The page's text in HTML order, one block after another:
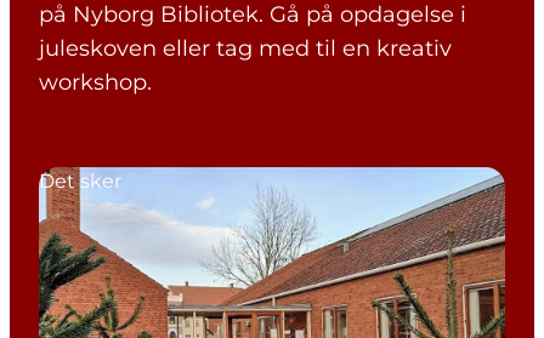
på Nyborg Bibliotek. Gå på opdagelse i
juleskoven eller tag med til en kreativ
workshop.
Det sker